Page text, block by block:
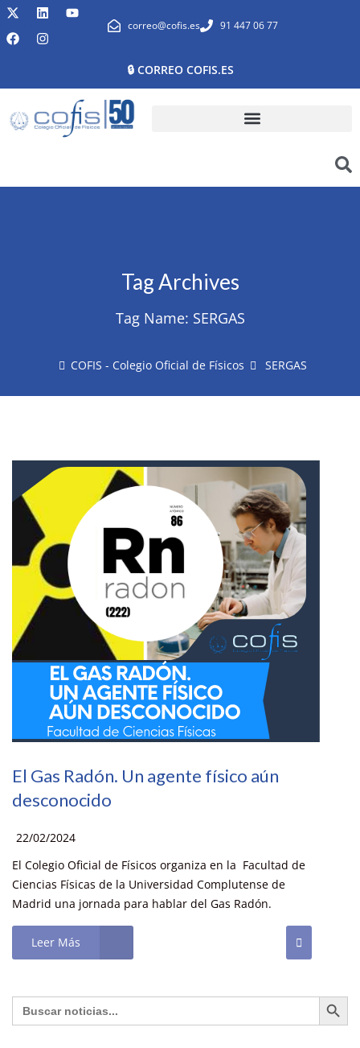
correo@cofis.es 91 447 06 77
🔒 CORREO COFIS.ES
Tag Archives
Tag Name: SERGAS
COFIS - Colegio Oficial de Físicos SERGAS
El Gas Radón. Un agente físico aún
desconocido
22/02/2024
El Colegio Oficial de Físicos organiza en la Facultad de
Ciencias Físicas de la Universidad Complutense de
Madrid una jornada para hablar del Gas Radón.
Leer Más
Buscar: Botón de